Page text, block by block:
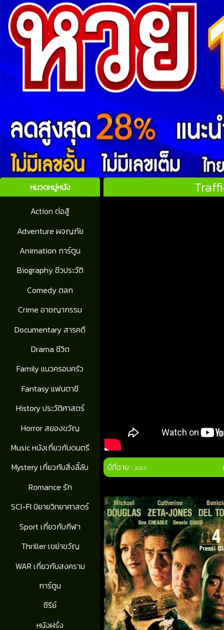
หมวดหมู่หนัง
Action ต่อสู้
Adventure ผจญภัย
Animation การ์ตูน
Biography ชีวประวัติ
Comedy ตลก
Crime อาชญากรรม
Documentary สารคดี
Drama ชีวิต
Family แนวครอบครัว
Fantasy แฟนตาซี
History ประวัติศาสตร์
Horror สยองขวัญ
Music หนังเกี่ยวกับดนตรี
Mystery เกี่ยวกับสิ่งลี้ลับ
Romance รัก
SCI-FI นิยายวิทยาศาสตร์
Sport เกี่ยวกับกีฬา
Thriller เขย่าขวัญ
WAR เกี่ยวกับสงคราม
การ์ตูน
ซีรีย์
หนังฝรั่ง
ปีที่ฉาย :2023